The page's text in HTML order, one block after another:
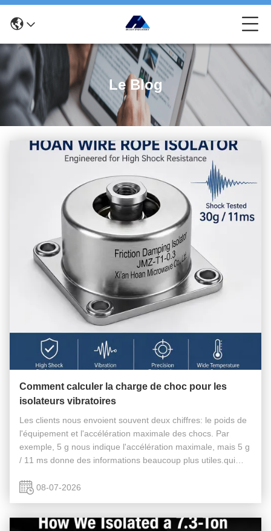
Le Blog
Comment calculer la charge de choc pour les
isolateurs vibratoires
Les clients nous envoient souvent deux chiffres: le poids de
l'équipement et l'accélération maximale des chocs. Par
exemple, 5 g nous indique l'accélération maximale, mais 5 g
/ 11 ms donne des informations beaucoup plus utiles.qui
de l...08-07-2026